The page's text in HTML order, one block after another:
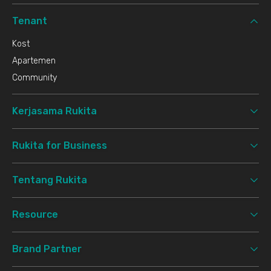
Tenant
Kost
Apartemen
Community
Kerjasama Rukita
Rukita for Business
Tentang Rukita
Resource
Brand Partner